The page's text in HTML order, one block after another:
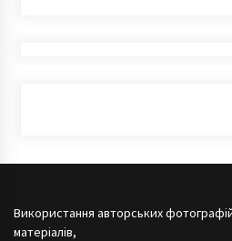
Використання авторських
матеріалів,